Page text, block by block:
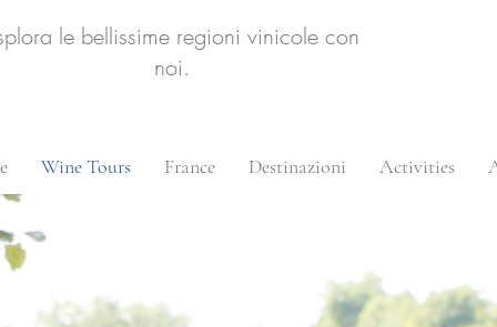
le bellissime regioni vinicole con
noi.
Wine Tours France Destinazioni Activities